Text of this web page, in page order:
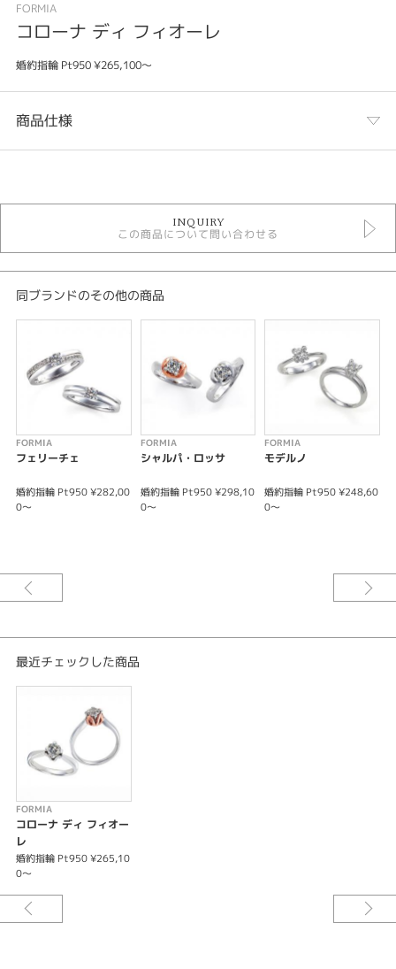
FORMIA
コローナ ディ フィオーレ
婚約指輪 Pt950 ¥265,100～
商品仕様
婚約指輪
紹介文
ダイヤモンド一粒の輝きを際立たせるフラッグシップモデルです。
※価格は税込みになります。
※価格にセンターダイヤモンドは含まれません。
INQUIRY
この商品について問い合わせる
同ブランドのその他の商品
FORMIA
フェリーチェ
婚約指輪 Pt950 ¥282,00
0～
FORMIA
シャルパ・ロッサ
婚約指輪 Pt950 ¥298,10
0～
FORMIA
モデルノ
婚約指輪 Pt950 ¥248,60
0～
最近チェックした商品
FORMIA
コローナ ディ フィオー
レ
婚約指輪 Pt950 ¥265,10
0～